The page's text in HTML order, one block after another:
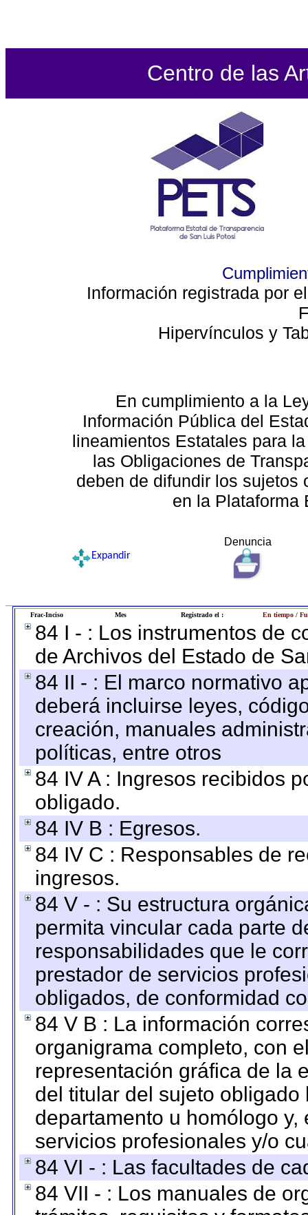
Centro de las
Información registrada por
Hipervínculos y
En cumplimiento a la
Información Pública del
lineamientos Estatales para
las Obligaciones de
deben de difundir los sujetos
en la Plataforma
Denuncia
Expandir
Frac-Inciso Mes Registrado el : En tiempo /
84 I - : Los instrumentos de
de Archivos del Estado de
84 II - : El marco normativo
deberá incluirse leyes,
creación, manuales
políticas, entre otros
84 IV A : Ingresos recibidos
obligado.
84 IV B : Egresos.
84 IV C : Responsables de
ingresos.
84 V - : Su estructura
permita vincular cada parte
responsabilidades que le
prestador de servicios
obligados, de conformidad
84 V B : La información
organigrama completo, con
representación gráfica de la
del titular del sujeto
departamento u homólogo
servicios profesionales y/o
84 VI - : Las facultades de
84 VII - : Los manuales de